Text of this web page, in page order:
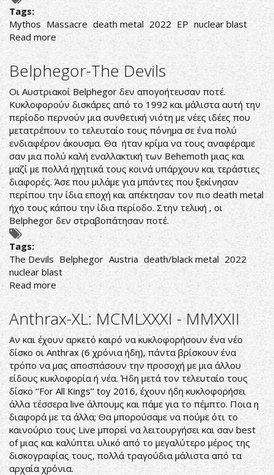
Tags:
Mythos Massacre death metal 2022 EP nuclear blast
Read more about
Massacre-
Mythos
Belphegor-The Devils
Οι Αυστριακοί Belphegor δεν απογοήτευσαν ποτέ.
Κυκλοφορούν δισκάρες από το 1992 και μάλιστα αυτή την
περίοδο περνούν μια συνθετική νιότη με νέες ιδέες που
μετατρέπουν το τελευταίο τους πόνημα σε ένα πολύ
ενδιαφέρον άκουσμα. Θα ήταν κρίμα να τους αναφέραμε
σαν μια πολύ καλή εναλλακτική των Behemoth μιας και
μαζί με πολλά ηχητικά τους κοινά υπάρχουν και τεράστιες
διαφορές. Άσε που μιλάμε για μπάντες που ξεκίνησαν
περίπου την ίδια εποχή και απέκτησαν τον πιο death metal
ήχο τους κάπου την ίδια περίοδο. Στην τελική , οι
Belphegor δεν στραβοπάτησαν ποτέ.
Tags:
The Devils Belphegor Austria death/black metal 2022
nuclear blast
Read more about
Belphegor-
The
Devils
Anthrax-XL: MCMLXXXI - MMXXII
Αν και έχουν αρκετό καιρό να κυκλοφορήσουν ένα νέο
δίσκο οι Anthrax (6 χρόνια ήδη), πάντα βρίσκουν ένα
τρόπο να μας αποσπάσουν την προσοχή με μια άλλου
είδους κυκλοφορία ή νέα. Ήδη μετά τον τελευταίο τους
δίσκο ‘’For All Kings’’ toy 2016, έχουν ήδη κυκλοφορήσει
άλλα τέσσερα live άλπουμς και πάμε για το πέμπτο. Ποια η
διαφορά με τα άλλα; Θα μπορούσαμε να πούμε ότι το
καινούριο τους Live μπορεί να λειτουργήσει και σαν best
of μιας και καλύπτει υλικό από το μεγαλύτερο μέρος της
δισκογραφίας τους, πολλά τραγούδια μάλιστα από τα
αρχαία χρόνια.